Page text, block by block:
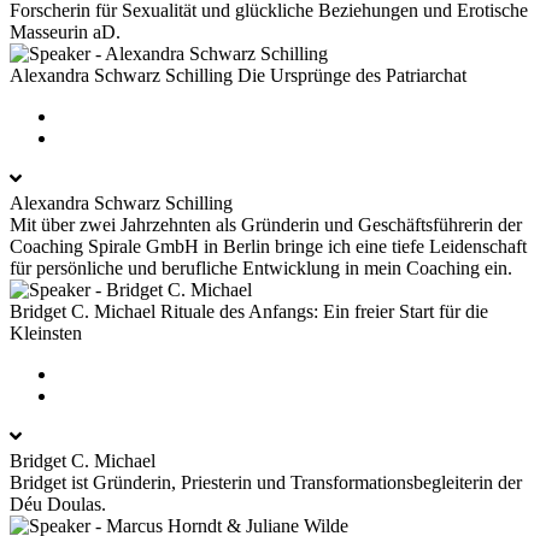
Forscherin für Sexualität und glückliche Beziehungen und Erotische
Masseurin aD.
Alexandra Schwarz Schilling Die Ursprünge des Patriarchat
Alexandra Schwarz Schilling
Mit über zwei Jahrzehnten als Gründerin und Geschäftsführerin der
Coaching Spirale GmbH in Berlin bringe ich eine tiefe Leidenschaft
für persönliche und berufliche Entwicklung in mein Coaching ein.
Bridget C. Michael Rituale des Anfangs: Ein freier Start für die
Kleinsten
Bridget C. Michael
Bridget ist Gründerin, Priesterin und Transformationsbegleiterin der
Déu Doulas.